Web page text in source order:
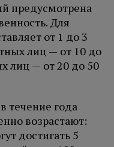
предусмотрена
Для
от 1 до 3
лиц — от 10 до
лиц — от 20 до 50
течение года
возрастают:
достигать 5